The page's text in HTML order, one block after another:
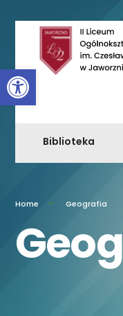
Otwórz pasek narzędzi
Przejdź
zawartości
Biblioteka
Home Geografia